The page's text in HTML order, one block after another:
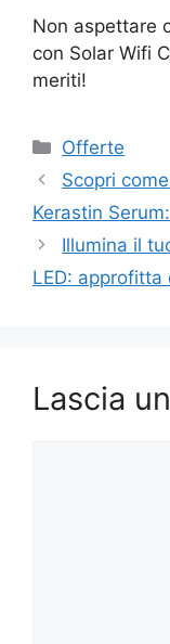
Non aspettare
con Solar Wifi
meriti!
Categorie
Offerte
Scopri
Kerastin
Illumina il
LED: approfitta
Lascia